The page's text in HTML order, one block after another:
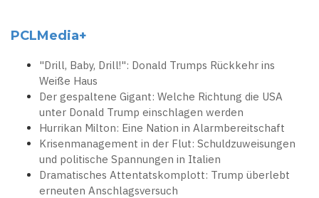
PCLMedia+
"Drill, Baby, Drill!": Donald Trumps Rückkehr ins
Weiße Haus
Der gespaltene Gigant: Welche Richtung die USA
unter Donald Trump einschlagen werden
Hurrikan Milton: Eine Nation in Alarmbereitschaft
Krisenmanagement in der Flut: Schuldzuweisungen
und politische Spannungen in Italien
Dramatisches Attentatskomplott: Trump überlebt
erneuten Anschlagsversuch